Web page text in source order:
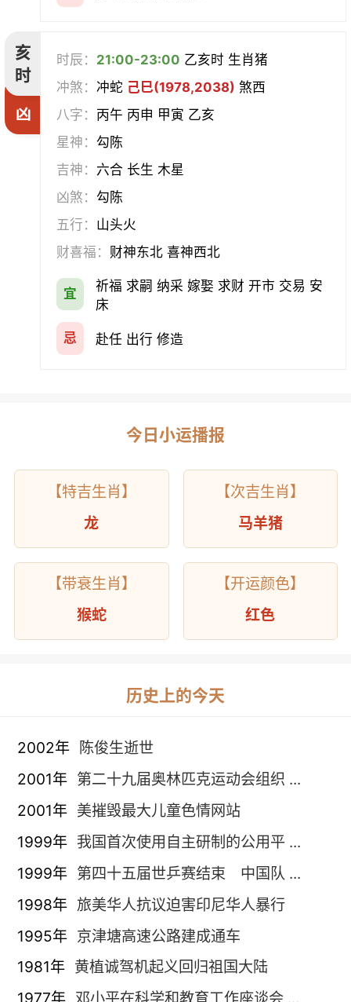
亥
时
凶
时辰： 21:00-23:00 乙亥时 生肖猪
冲煞：冲蛇 己巳(1978,2038) 煞西
八字： 丙午 丙申 甲寅 乙亥
星神： 勾陈
吉神： 六合 长生 木星
凶煞： 勾陈
五行： 山头火
财喜福： 财神东北 喜神西北
宜
祈福 求嗣 纳采 嫁娶 求财 开市 交易 安
床
忌 赴任 出行 修造
今日小运播报
【特吉生肖】
龙
【次吉生肖】
马羊猪
【带衰生肖】
猴蛇
【开运颜色】
红色
历史上的今天
2002年 陈俊生逝世
2001年 第二十九届奥林匹克运动会组织 ...
2001年 美摧毁最大儿童色情网站
1999年 我国首次使用自主研制的公用平 ...
1999年 第四十五届世乒赛结束 中国队 ...
1998年 旅美华人抗议迫害印尼华人暴行
1995年 京津塘高速公路建成通车
1981年 黄植诚驾机起义回归祖国大陆